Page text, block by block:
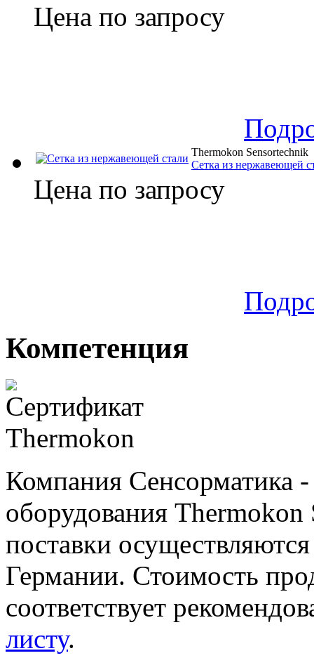
Цена по запросу
Thermokon Sensortechnik
Сетка из нержавеющей
Цена по запросу
Компетенция
Компания Сенсорматика
оборудования
поставки
Германии. Стоимость
соответствует
листу.